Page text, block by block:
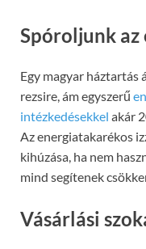
Spóroljunk az
Egy magyar
rezsire, ám egyszerű
intézkedésekkel akár
Az energiatakarékos
kihúzása, ha nem
mind segítenek
Vásárlási